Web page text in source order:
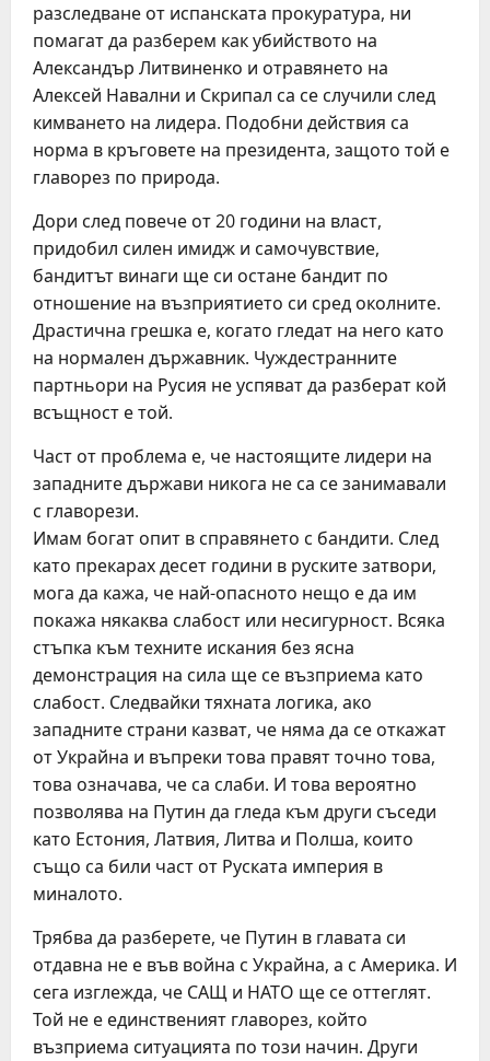
разследване от испанската прокуратура, ни
помагат да разберем как убийството на
Александър Литвиненко и отравянето на
Алексей Навални и Скрипал са се случили след
кимването на лидера. Подобни действия са
норма в кръговете на президента, защото той е
главорез по природа.
Дори след повече от 20 години на власт,
придобил силен имидж и самочувствие,
бандитът винаги ще си остане бандит по
отношение на възприятието си сред околните.
Драстична грешка е, когато гледат на него като
на нормален държавник. Чуждестранните
партньори на Русия не успяват да разберат кой
всъщност е той.
Част от проблема е, че настоящите лидери на
западните държави никога не са се занимавали
с главорези.
Имам богат опит в справянето с бандити. След
като прекарах десет години в руските затвори,
мога да кажа, че най-опасното нещо е да им
покажа някаква слабост или несигурност. Всяка
стъпка към техните искания без ясна
демонстрация на сила ще се възприема като
слабост. Следвайки тяхната логика, ако
западните страни казват, че няма да се откажат
от Украйна и въпреки това правят точно това,
това означава, че са слаби. И това вероятно
позволява на Путин да гледа към други съседи
като Естония, Латвия, Литва и Полша, които
също са били част от Руската империя в
миналото.
Трябва да разберете, че Путин в главата си
отдавна не е във война с Украйна, а с Америка. И
сега изглежда, че САЩ и НАТО ще се оттеглят.
Той не е единственият главорез, който
възприема ситуацията по този начин. Други